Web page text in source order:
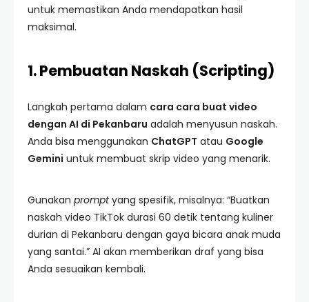
untuk memastikan Anda mendapatkan hasil
maksimal.
1. Pembuatan Naskah (Scripting)
Langkah pertama dalam cara cara buat video
dengan AI di Pekanbaru adalah menyusun naskah.
Anda bisa menggunakan ChatGPT atau Google
Gemini untuk membuat skrip video yang menarik.
Gunakan promptyang spesifik, misalnya: “Buatkan
naskah video TikTok durasi 60 detik tentang kuliner
durian di Pekanbaru dengan gaya bicara anak muda
yang santai.” AI akan memberikan draf yang bisa
Anda sesuaikan kembali.